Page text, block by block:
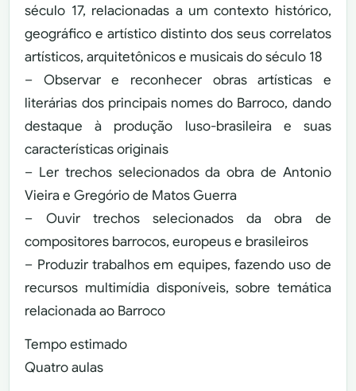
século 17, relacionadas a um contexto histórico,
geográfico e artístico distinto dos seus correlatos
artísticos, arquitetônicos e musicais do século 18
– Observar e reconhecer obras artísticas e
literárias dos principais nomes do Barroco, dando
destaque à produção luso-brasileira e suas
características originais
– Ler trechos selecionados da obra de Antonio
Vieira e Gregório de Matos Guerra
– Ouvir trechos selecionados da obra de
compositores barrocos, europeus e brasileiros
– Produzir trabalhos em equipes, fazendo uso de
recursos multimídia disponíveis, sobre temática
relacionada ao Barroco
Tempo estimado
Quatro aulas